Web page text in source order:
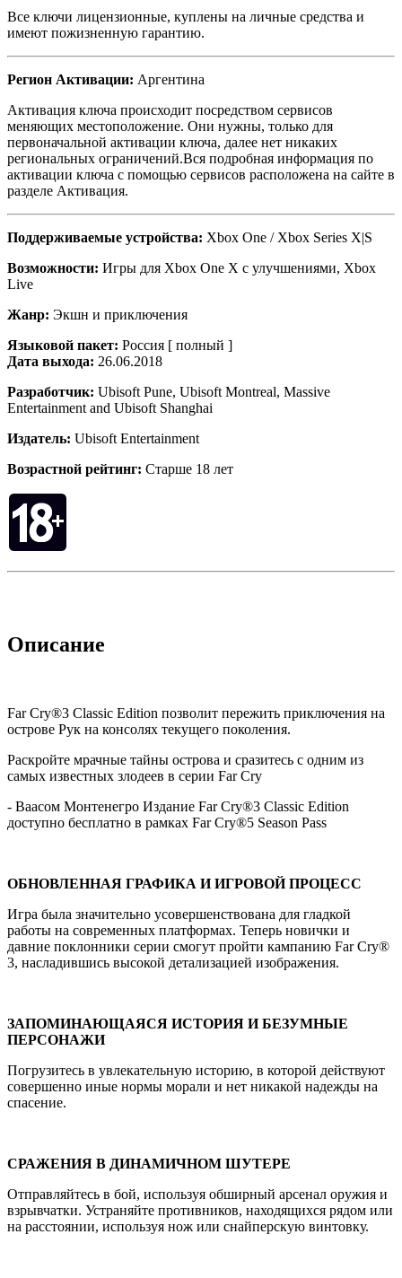
Все ключи лицензионные, куплены на личные средства и
имеют пожизненную гарантию.
Регион Активации: Аргентина
Активация ключа происходит посредством сервисов
меняющих местоположение. Они нужны, только для
первоначальной активации ключа, далее нет никаких
региональных ограничений.Вся подробная информация по
активации ключа с помощью сервисов расположена на сайте в
разделе Активация.
Поддерживаемые устройства: Xbox One / Xbox Series X|S
Возможности: Игры для Xbox One X с улучшениями, Xbox
Live
Жанр: Экшн и приключения
Языковой пакет: Россия [ полный ]
Дата выхода: 26.06.2018
Разработчик: Ubisoft Pune, Ubisoft Montreal, Massive
Entertainment and Ubisoft Shanghai
Издатель: Ubisoft Entertainment
Возрастной рейтинг: Старше 18 лет
Описание
Far Cry®3 Classic Edition позволит пережить приключения на
острове Рук на консолях текущего поколения.
Раскройте мрачные тайны острова и сразитесь с одним из
самых известных злодеев в серии Far Cry
- Ваасом Монтенегро Издание Far Cry®3 Classic Edition
доступно бесплатно в рамках Far Cry®5 Season Pass
ОБНОВЛЕННАЯ ГРАФИКА И ИГРОВОЙ ПРОЦЕСС
Игра была значительно усовершенствована для гладкой
работы на современных платформах. Теперь новички и
давние поклонники серии смогут пройти кампанию Far Cry®
3, насладившись высокой детализацией изображения.
ЗАПОМИНАЮЩАЯСЯ ИСТОРИЯ И БЕЗУМНЫЕ
ПЕРСОНАЖИ
Погрузитесь в увлекательную историю, в которой действуют
совершенно иные нормы морали и нет никакой надежды на
спасение.
СРАЖЕНИЯ В ДИНАМИЧНОМ ШУТЕРЕ
Отправляйтесь в бой, используя обширный арсенал оружия и
взрывчатки. Устраняйте противников, находящихся рядом или
на расстоянии, используя нож или снайперскую винтовку.